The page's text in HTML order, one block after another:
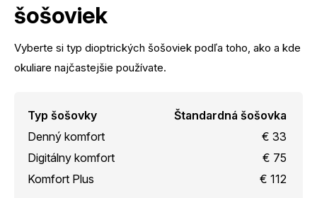
šošoviek
Vyberte si typ dioptrických šošoviek podľa toho, ako a kde
okuliare najčastejšie používate.
Typ šošovky
Štandardná šošovka
Denný komfort
€ 33
Digitálny komfort
€ 75
Komfort Plus
€ 112